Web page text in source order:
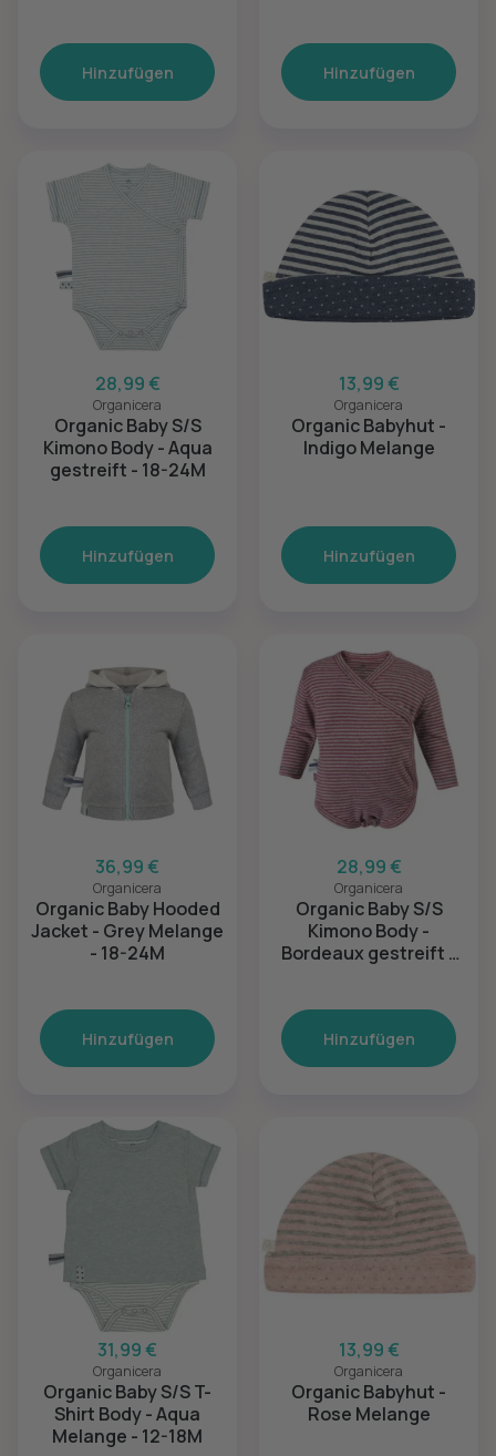
Hinzufügen Hinzufügen
28,99 €
Organicera
Organic Baby S/S
Kimono Body - Aqua
gestreift - 18-24M
Hinzufügen
13,99 €
Organicera
Organic Babyhut -
Indigo Melange
Hinzufügen
36,99 €
Organicera
Organic Baby Hooded
Jacket - Grey Melange
- 18-24M
Hinzufügen
28,99 €
Organicera
Organic Baby S/S
Kimono Body -
Bordeaux gestreift -
Hinzufügen
31,99 €
Organicera
Organic Baby S/S T-
Shirt Body - Aqua
Melange - 12-18M
13,99 €
Organicera
Organic Babyhut -
Rose Melange